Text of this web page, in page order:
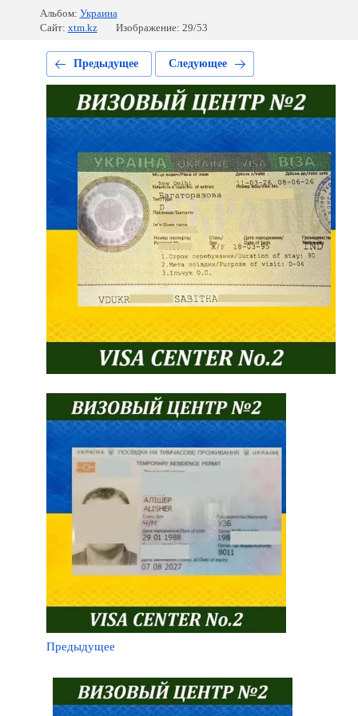
Альбом: Украина
Сайт: xtm.kz Изображение: 29/53
Предыдущее Следующее
Предыдущее